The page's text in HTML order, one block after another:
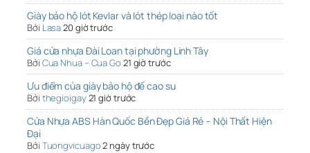
Giày bảo hộ lót Kevlar và lót thép loại nào tốt
Bởi Lasa20 giờ trước
Giá cửa nhựa Đài Loan tại phường Linh Tây
Bởi Cua Nhua – Cua Go 21 giờ trước
Ưu điểm của giày bảo hộ đế cao su
Bởi thegioigay21 giờ trước
Cửa Nhựa ABS Hàn Quốc Bền Đẹp Giá Rẻ – Nội Thất Hiện
Đại
Bởi Tuongvicuago2 ngày trước